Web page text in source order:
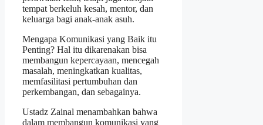
tempat berkeluh kesah, mentor, dan
keluarga bagi anak-anak asuh.
Mengapa Komunikasi yang Baik itu
Penting? Hal itu dikarenakan bisa
membangun kepercayaan, mencegah
masalah, meningkatkan kualitas,
memfasilitasi pertumbuhan dan
perkembangan, dan sebagainya.
Ustadz Zainal menambahkan bahwa
dalam membangun komunikasi yang